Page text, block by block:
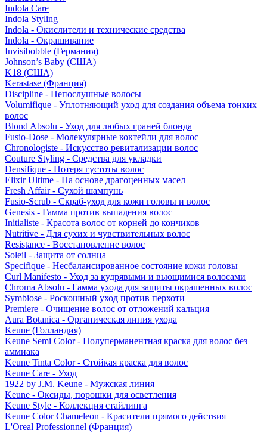
Indola Care
Indola Styling
Indola - Окислители и технические средства
Indola - Окрашивание
Invisibobble (Германия)
Johnson’s Baby (США)
K18 (США)
Kerastase (Франция)
Discipline - Непослушные волосы
Volumifique - Уплотняющий уход для создания объема тонких
волос
Blond Absolu - Уход для любых граней блонда
Fusio-Dose - Молекулярные коктейли для волос
Chronologiste - Искусство ревитализации волос
Couture Styling - Средства для укладки
Densifique - Потеря густоты волос
Elixir Ultime - На основе драгоценных масел
Fresh Affair - Сухой шампунь
Fusio-Scrub - Скраб-уход для кожи головы и волос
Genesis - Гамма против выпадения волос
Initialiste - Красота волос от корней до кончиков
Nutritive - Для сухих и чувствительных волос
Resistance - Восстановление волос
Soleil - Защита от солнца
Specifique - Несбалансированное состояние кожи головы
Curl Manifesto - Уход за кудрявыми и вьющимися волосами
Chroma Absolu - Гамма ухода для защиты окрашенных волос
Symbiose - Роскошный уход против перхоти
Premiere - Очищение волос от отложений кальция
Aura Botanica - Органическая линия ухода
Keune (Голландия)
Keune Semi Color - Полуперманентная краска для волос без
аммиака
Keune Tinta Color - Стойкая краска для волос
Keune Care - Уход
1922 by J.M. Keune - Мужская линия
Keune - Оксиды, порошки для осветления
Keune Style - Коллекция стайлинга
Keune Color Chameleon - Красители прямого действия
L'Oreal Professionnel (Франция)